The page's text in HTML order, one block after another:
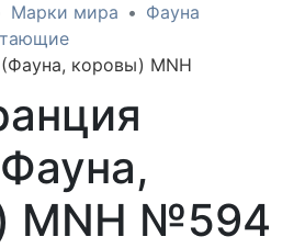
Марки мира
Фауна
коровы) MNH
MNH №594